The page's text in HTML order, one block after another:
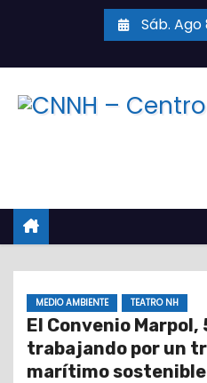
c
Sáb.
MEDIO AMBIENTE TEATRO NH
El Convenio Marpol,
trabajando por un
marítimo sostenible